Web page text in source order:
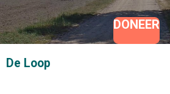
DONEER
De Loop